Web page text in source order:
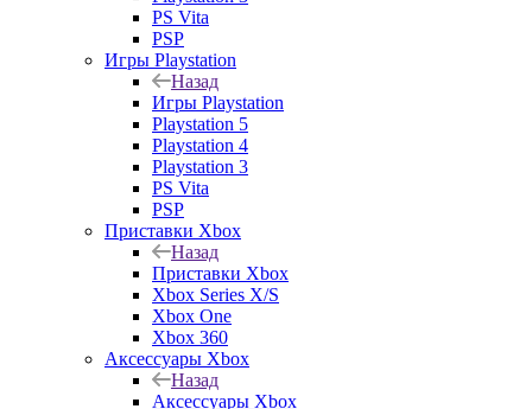
PS Vita
PSP
Игры Playstation
Назад
Игры Playstation
Playstation 5
Playstation 4
Playstation 3
PS Vita
PSP
Приставки Xbox
Назад
Приставки Xbox
Xbox Series X/S
Xbox One
Xbox 360
Аксессуары Xbox
Назад
Аксессуары Xbox